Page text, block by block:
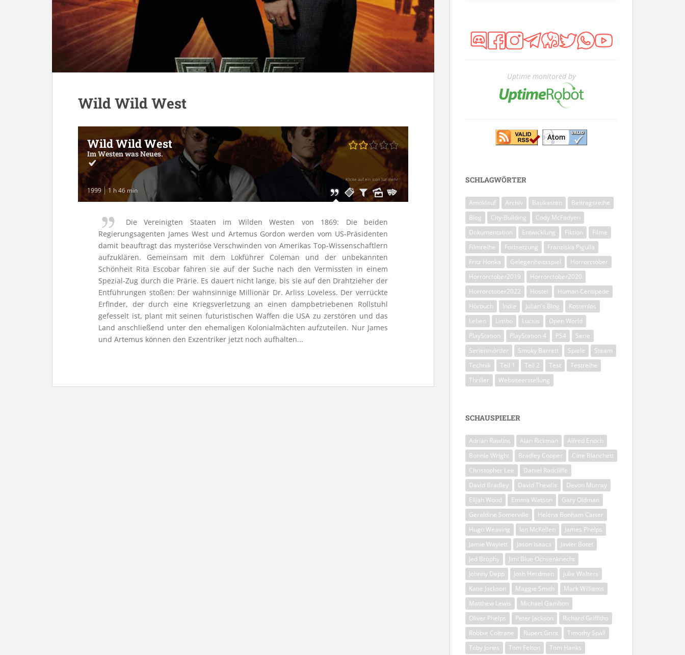
Wild Wild West
Wild Wild West
Im Westen was Neues.
1999 1 h 46 min
Klicke auf ein Icon für mehr
Die Vereinigten Staaten im Wilden Westen von 1869: Die beiden
Regierungsagenten James West und Artemus Gordon werden vom US-Präsidenten
damit beauftragt das mysteriöse Verschwinden von Amerikas Top-Wissenschaftlern
aufzuklären. Gemeinsam mit dem Lokführer Coleman und der unbekannten
Schönheit Rita Escobar fahren sie auf der Suche nach den Vermissten in einem
Spezial-Zug durch die Prärie. Es dauert nicht lange, bis sie auf den Drahtzieher der
Entführungen stoßen: Der wahnsinnige Millionär Dr. Arliss Loveless. Der verrückte
Erfinder, der durch eine Kriegsverletzung an einen dampbetriebenen Rollstuhl
gefesselt ist, plant mit seinen futuristischen Waffen die USA zu zerstören und das
Land anschließend unter den ehemaligen Kolonialmächten aufzuteilen. Nur James
und Artemus können den Exzentriker jetzt noch aufhalten...
Uptime monitored by
SCHLAGWÖRTER
Amoklauf Archiv Baukasten
Beitragsreihe
Blog
City-Building
Cody McFadyen
Dokumentation
Entwicklung Fiktion
Filme
Filmreihe
Fortsetzung
Franziska Pigulla
Fritz Honka
Gelegenheitsspiel
Horrorctober
Horrorctober2019
Horrorctober2020
Horrorctober2022
Hostel
Human Centipede
Hörbuch
Indie Julian's Blog
Kostenlos
Leben
Limbo Lucius
Open World
PlayStation
PlayStation 4 PS4
Serie
Serienmörder
Smoky Barrett Spiele
Steam
Technik
Teil 1 Teil 2 Test
Testreihe
Thriller
Websiteerstellung
SCHAUSPIELER
Adrian Rawlins Alan Rickman
Alfred Enoch
Bonnie Wright
Bradley Cooper
Cate Blanchett
Christopher Lee
Daniel Radcliffe
David Bradley
David Thewlis
Devon Murray
Elijah Wood
Emma Watson
Gary Oldman
Geraldine Somerville
Helena Bonham Carter
Hugo Weaving
Ian McKellen
James Phelps
Jamie Waylett
Jason Isaacs
Javier Botet
Jed Brophy
Jimi Blue Ochsenknecht
Johnny Depp
Josh Herdman
Julie Walters
Katie Jackson
Maggie Smith
Mark Williams
Matthew Lewis
Michael Gambon
Oliver Phelps
Peter Jackson
Richard Griffiths
Robbie Coltrane
Rupert Grint
Timothy Spall
Toby Jones
Tom Felton
Tom Hanks